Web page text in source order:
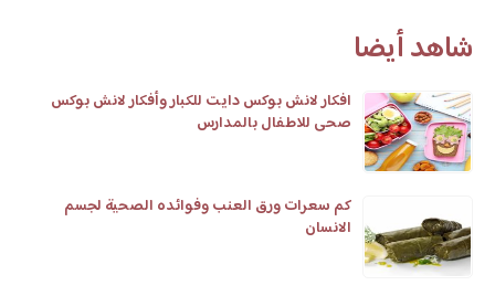
شاهد أيضا
افكار لانش بوكس دايت للكبار وأفكار لانش بوكس
صحى للاطفال بالمدارس
كم سعرات ورق العنب وفوائده الصحية لجسم
الانسان